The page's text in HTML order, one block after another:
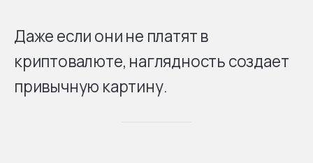
Даже если они не платят в
криптовалюте, наглядность создает
привычную картину.